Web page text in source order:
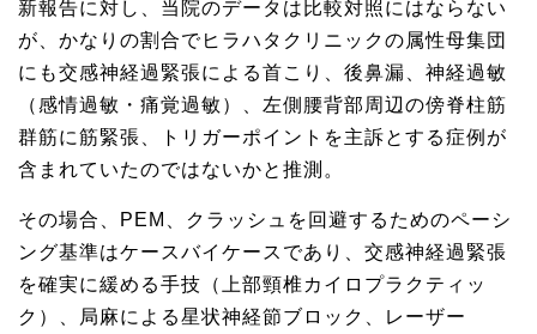
新報告に対し、当院のデータは比較対照にはならない
が、かなりの割合でヒラハタクリニックの属性母集団
にも交感神経過緊張による首こり、後鼻漏、神経過敏
（感情過敏・痛覚過敏）、左側腰背部周辺の傍脊柱筋
群筋に筋緊張、トリガーポイントを主訴とする症例が
含まれていたのではないかと推測。
その場合、PEM、クラッシュを回避するためのペーシ
ング基準はケースバイケースであり、交感神経過緊張
を確実に緩める手技（上部頸椎カイロプラクティッ
ク）、局麻による星状神経節ブロック、レーザー